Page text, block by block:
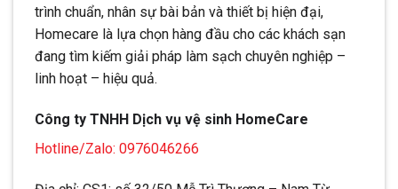
trình chuẩn, nhân sự bài bản và thiết bị hiện đại,
Homecare là lựa chọn hàng đầu cho các khách sạn
đang tìm kiếm giải pháp làm sạch chuyên nghiệp –
linh hoạt – hiệu quả.
Công ty TNHH Dịch vụ vệ sinh HomeCare
Hotline/Zalo: 0976046266